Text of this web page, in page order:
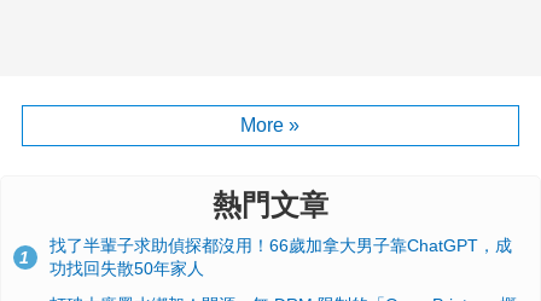
More »
熱門文章
1
找了半輩子求助偵探都沒用！66歲加拿大男子靠ChatGPT，成
功找回失散50年家人